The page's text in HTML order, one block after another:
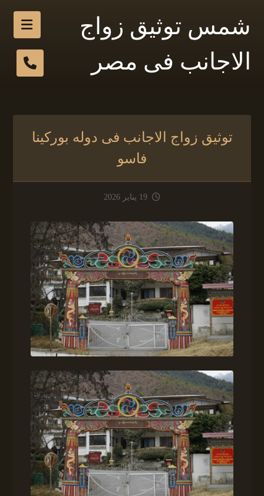
شمس توثيق زواج
الاجانب فى مصر
توثيق زواج الاجانب فى دوله بوركينا
فاسو
19 يناير 2026